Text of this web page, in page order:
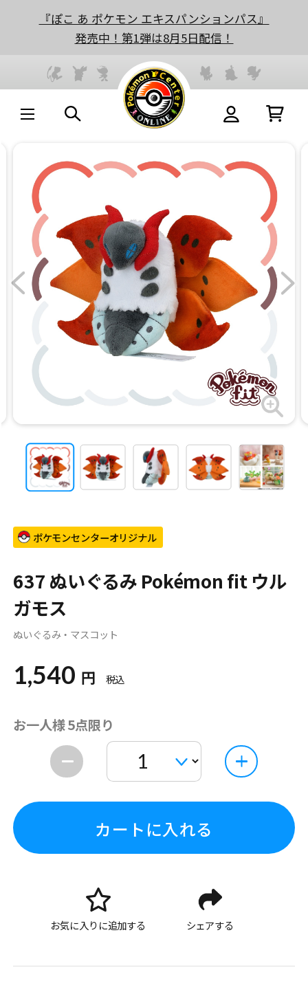
『ぽこ あ ポケモン エキスパンションパス』
発売中！第1弾は8月5日配信！
ポケモンセンターオリジナル
637 ぬいぐるみ Pokémon fit ウル
ガモス
ぬいぐるみ・マスコット
1,540 円 税込
お一人様 5点限り
カートに入れる
お気に入りに追加する シェアする